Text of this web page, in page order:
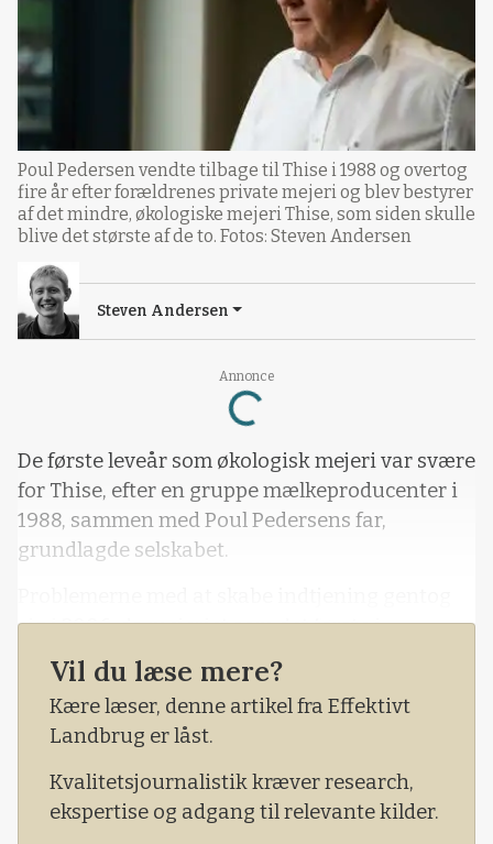
Annonce
Loading...
Poul Pedersen vendte tilbage til Thise i 1988 og overtog
fire år efter forældrenes private mejeri og blev bestyrer
af det mindre, økologiske mejeri Thise, som siden skulle
blive det største af de to. Fotos: Steven Andersen
Steven Andersen
De første leveår som økologisk mejeri var svære
for Thise, efter en gruppe mælkeproducenter i
1988, sammen med Poul Pedersens far,
grundlagde selskabet.
sig i 2006, da mejeriet som det første i
Danmark begyndte at producere det islandske
morgenmadsprodukt skyr.
Vil du læse mere?
Kære læser, denne artikel fra Effektivt
Landbrug er låst.
Kvalitetsjournalistik kræver research,
ekspertise og adgang til relevante kilder.